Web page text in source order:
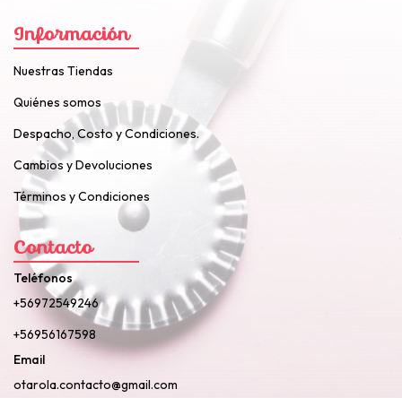
Información
Nuestras Tiendas
Quiénes somos
Despacho, Costo y Condiciones.
Cambios y Devoluciones
Términos y Condiciones
Contacto
Teléfonos
+56972549246
+56956167598
Email
otarola.contacto@gmail.com